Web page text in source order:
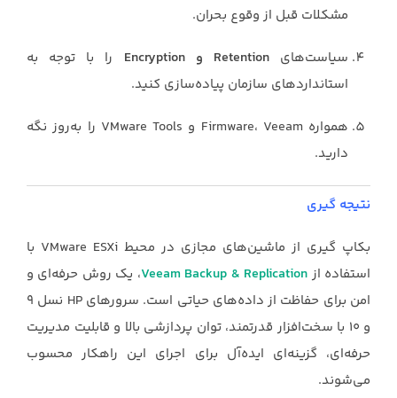
مشکلات قبل از وقوع بحران.
سیاست‌هایRetention و Encryption
را با توجه به
استانداردهای سازمان پیاده‌سازی کنید.
همواره Firmware، Veeam و VMware Tools را به‌روز نگه
دارید.
نتیجه گیری
بکاپ گیری از ماشین‌های مجازی در محیط VMware ESXi با
استفاده از Veeam Backup & Replication، یک روش حرفه‌ای و
امن برای حفاظت از داده‌های حیاتی است. سرورهای HP نسل ۹
و ۱۰ با سخت‌افزار قدرتمند، توان پردازشی بالا و قابلیت مدیریت
حرفه‌ای، گزینه‌ای ایده‌آل برای اجرای این راهکار محسوب
می‌شوند.